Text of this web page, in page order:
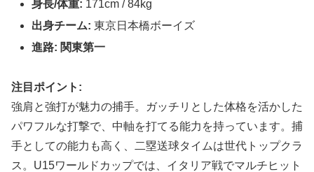
身長/体重: 171cm / 84kg
出身チーム: 東京日本橋ボーイズ
進路: 関東第一
注目ポイント:
強肩と強打が魅力の捕手。ガッチリとした体格を活かした
パワフルな打撃で、中軸を打てる能力を持っています。捕
手としての能力も高く、二塁送球タイムは世代トップクラ
ス。U15ワールドカップでは、イタリア戦でマルチヒット